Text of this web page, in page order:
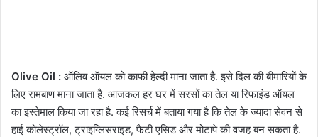
Olive Oil : ऑलिव ऑयल को काफी हेल्दी माना जाता है. इसे दिल की बीमारियों के
लिए रामबाण माना जाता है. आजकल हर घर में सरसों का तेल या रिफाइंड ऑयल
का इस्तेमाल किया जा रहा है. कई रिसर्च में बताया गया है कि तेल के ज्यादा सेवन से
हाई कोलेस्ट्रॉल, ट्राइग्लिसराइड, फैटी एसिड और मोटापे की वजह बन सकता है.